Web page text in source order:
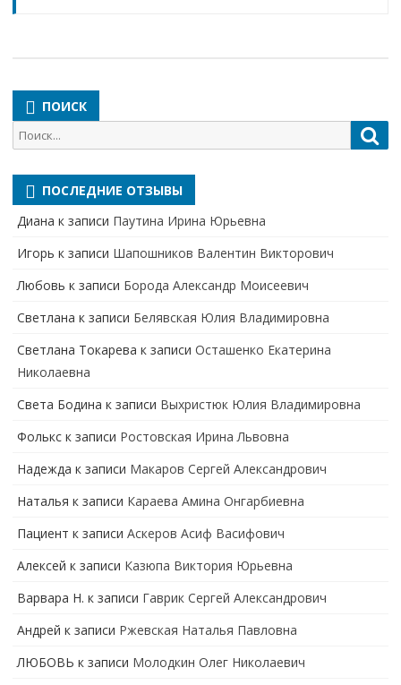
ПОИСК
Поиск
для:
ПОСЛЕДНИЕ ОТЗЫВЫ
Диана к записи Паутина Ирина Юрьевна
Игорь к записи Шапошников Валентин Викторович
Любовь к записи Борода Александр Моисеевич
Светлана к записи Белявская Юлия Владимировна
Cветлана Токарева к записи Осташенко Екатерина
Николаевна
Света Бодина к записи Выхристюк Юлия Владимировна
Фолькс к записи Ростовская Ирина Львовна
Надежда к записи Макаров Сергей Александрович
Наталья к записи Караева Амина Онгарбиевна
Пациент к записи Аскеров Асиф Васифович
Алексей к записи Казюпа Виктория Юрьевна
Варвара Н. к записи Гаврик Сергей Александрович
Андрей к записи Ржевская Наталья Павловна
ЛЮБОВЬ к записи Молодкин Олег Николаевич